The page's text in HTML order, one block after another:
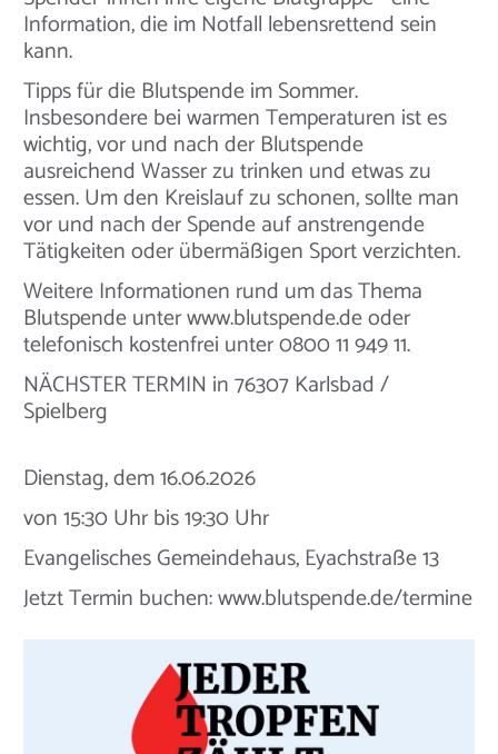
Information, die im Notfall lebensrettend sein
kann.
Tipps für die Blutspende im Sommer.
Insbesondere bei warmen Temperaturen ist es
wichtig, vor und nach der Blutspende
ausreichend Wasser zu trinken und etwas zu
essen. Um den Kreislauf zu schonen, sollte man
vor und nach der Spende auf anstrengende
Tätigkeiten oder übermäßigen Sport verzichten.
Weitere Informationen rund um das Thema
Blutspende unter www.blutspende.de oder
telefonisch kostenfrei unter 0800 11 949 11.
NÄCHSTER TERMIN in 76307 Karlsbad /
Spielberg
Dienstag, dem 16.06.2026
von 15:30 Uhr bis 19:30 Uhr
Evangelisches Gemeindehaus, Eyachstraße 13
Jetzt Termin buchen: www.blutspende.de/termine